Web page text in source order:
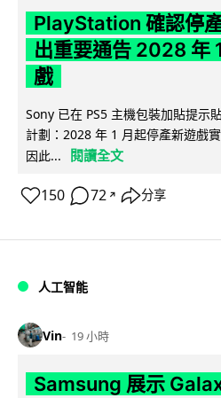
PlayStation 確認停
出重要通告 2028 年
戲
Sony 已在 PS5 主機包裝加貼提示
計劃：2028 年 1 月起停產新遊戲
因此...
閱讀全文
150 72 ↗ 分享
人工智能
Vin 19 小時
Samsung 展示